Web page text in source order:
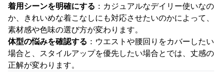
着用シーンを明確にする ：カジュアルなデイリー使いなの
か、きれいめな着こなしにも対応させたいのかによって、
素材感や色味の選び方が変わります。
体型の悩みを確認する ：ウエストや腰回りをカバーしたい
場合と、スタイルアップを優先したい場合とでは、丈感の
正解が変わります。